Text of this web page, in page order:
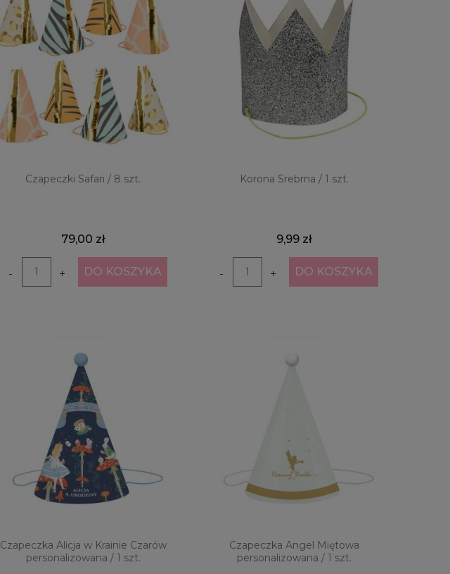
Czapeczki Safari / 8 szt.
79,00 zł
- + DO KOSZYKA
Korona Srebrna / 1 szt.
9,99 zł
- + DO KOSZYKA
Czapeczka Alicja w Krainie Czarów
personalizowana / 1 szt.
Czapeczka Angel Miętowa
personalizowana / 1 szt.